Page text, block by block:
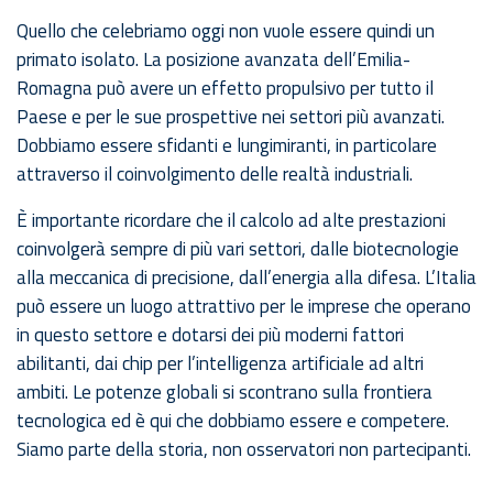
Quello che celebriamo oggi non vuole essere quindi un
primato isolato. La posizione avanzata dell’Emilia-
Romagna può avere un effetto propulsivo per tutto il
Paese e per le sue prospettive nei settori più avanzati.
Dobbiamo essere sfidanti e lungimiranti, in particolare
attraverso il coinvolgimento delle realtà industriali.
È importante ricordare che il calcolo ad alte prestazioni
coinvolgerà sempre di più vari settori, dalle biotecnologie
alla meccanica di precisione, dall’energia alla difesa. L’Italia
può essere un luogo attrattivo per le imprese che operano
in questo settore e dotarsi dei più moderni fattori
abilitanti, dai chip per l’intelligenza artificiale ad altri
ambiti. Le potenze globali si scontrano sulla frontiera
tecnologica ed è qui che dobbiamo essere e competere.
Siamo parte della storia, non osservatori non partecipanti.